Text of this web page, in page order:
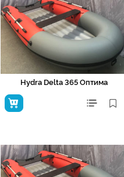
Hydra Delta 365 Оптима